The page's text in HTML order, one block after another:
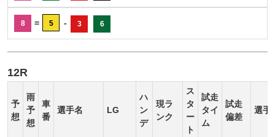
8 = 5 - 3 6
12R
予
想
雨
予
想
車
番
選手名 LG
ハ
ン
デ
現ラ
ンク
ス
タ
ー
ト
試走
タイ
ム
試走
偏差
選手